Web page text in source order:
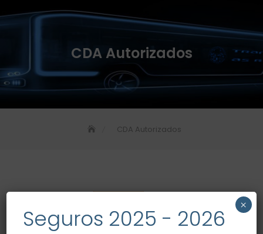
CDA Autorizados
CDA Autorizados
Seguros 2025 - 2026 ×